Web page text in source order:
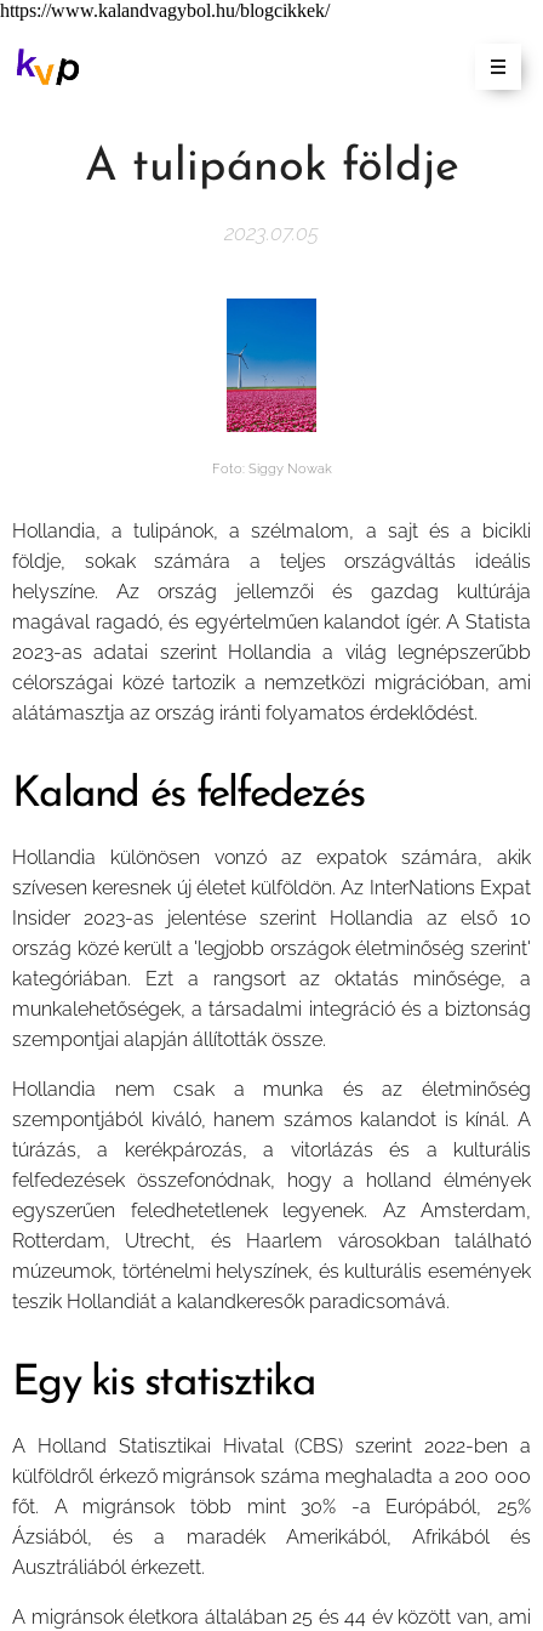
https://www.kalandvagybol.hu/blogcikkek/
A tulipánok földje
2023.07.05
Foto: Siggy Nowak
Hollandia, a tulipánok, a szélmalom, a sajt és a bicikli
földje, sokak számára a teljes országváltás ideális
helyszíne. Az ország jellemzői és gazdag kultúrája
magával ragadó, és egyértelműen kalandot ígér. A Statista
2023-as adatai szerint Hollandia a világ legnépszerűbb
célországai közé tartozik a nemzetközi migrációban, ami
alátámasztja az ország iránti folyamatos érdeklődést.
Kaland és felfedezés
Hollandia különösen vonzó az expatok számára, akik
szívesen keresnek új életet külföldön. Az InterNations Expat
Insider 2023-as jelentése szerint Hollandia az első 10
ország közé került a 'legjobb országok életminőség szerint'
kategóriában. Ezt a rangsort az oktatás minősége, a
munkalehetőségek, a társadalmi integráció és a biztonság
szempontjai alapján állították össze.
Hollandia nem csak a munka és az életminőség
szempontjából kiváló, hanem számos kalandot is kínál. A
túrázás, a kerékpározás, a vitorlázás és a kulturális
felfedezések összefonódnak, hogy a holland élmények
egyszerűen feledhetetlenek legyenek. Az Amsterdam,
Rotterdam, Utrecht, és Haarlem városokban található
múzeumok, történelmi helyszínek, és kulturális események
teszik Hollandiát a kalandkeresők paradicsomává.
Egy kis statisztika
A Holland Statisztikai Hivatal (CBS) szerint 2022-ben a
külföldről érkező migránsok száma meghaladta a 200 000
főt. A migránsok több mint 30% -a Európából, 25%
Ázsiából, és a maradék Amerikából, Afrikából és
Ausztráliából érkezett.
A migránsok életkora általában 25 és 44 év között van, ami